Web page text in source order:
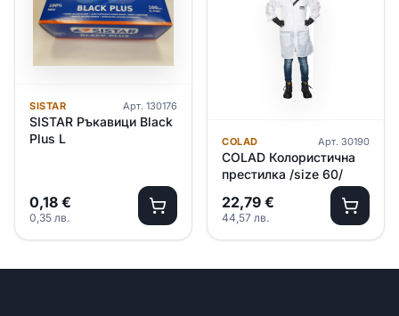
SISTAR Арт. 130176
SISTAR Ръкавици Black
Plus L
0,18 €
0,35 лв.
COLAD Арт. 30190
COLAD Колористична
престилка /size 60/
22,79 €
44,57 лв.